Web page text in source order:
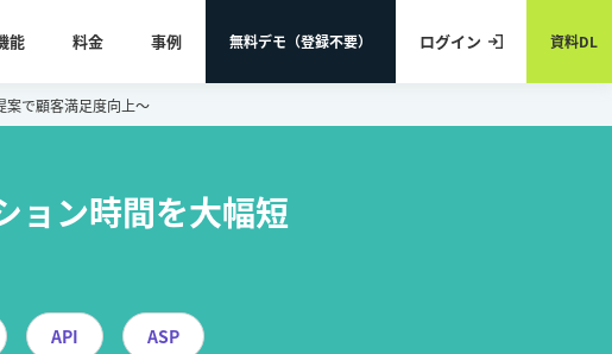
能 料金 事例 無料デモ（登録不要） ログイン 資料DL
案で顧客満足度向上〜
ョン時間を大幅短
API ASP